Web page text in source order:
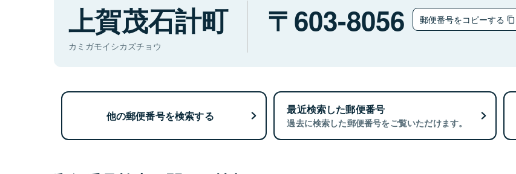
上賀茂石計町
カミガモイシカズチョウ
603-8056 郵便番号をコピーする
他の郵便番号を検索する 最近検索した郵便番号
過去に検索した郵便番号をご覧いただけます。